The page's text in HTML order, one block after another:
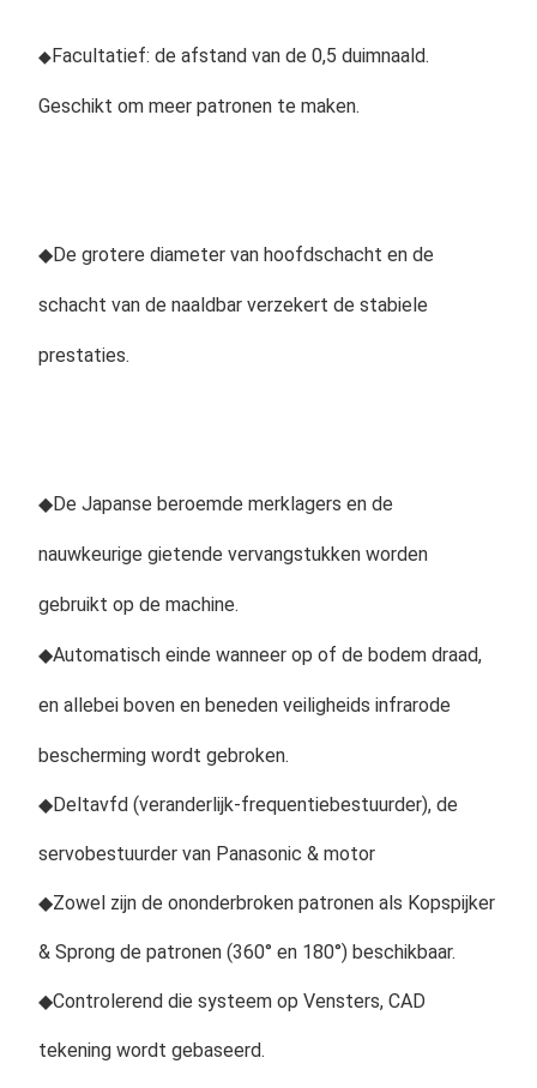
◆Facultatief: de afstand van de 0,5 duimnaald.
Geschikt om meer patronen te maken.
◆De grotere diameter van hoofdschacht en de
schacht van de naaldbar verzekert de stabiele
prestaties.
◆De Japanse beroemde merklagers en de
nauwkeurige gietende vervangstukken worden
gebruikt op de machine.
◆Automatisch einde wanneer op of de bodem draad,
en allebei boven en beneden veiligheids infrarode
bescherming wordt gebroken.
◆Deltavfd (veranderlijk-frequentiebestuurder), de
servobestuurder van Panasonic & motor
◆Zowel zijn de ononderbroken patronen als Kopspijker
& Sprong de patronen (360° en 180°) beschikbaar.
◆Controlerend die systeem op Vensters, CAD
tekening wordt gebaseerd.